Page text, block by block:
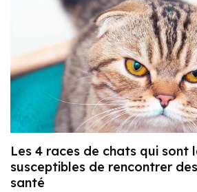
Les 4 races de chats qui sont
susceptibles de rencontrer
santé